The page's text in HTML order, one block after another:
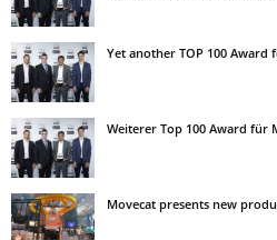
Yet another TOP 100 Award
Weiterer Top 100 Award für
Movecat presents new